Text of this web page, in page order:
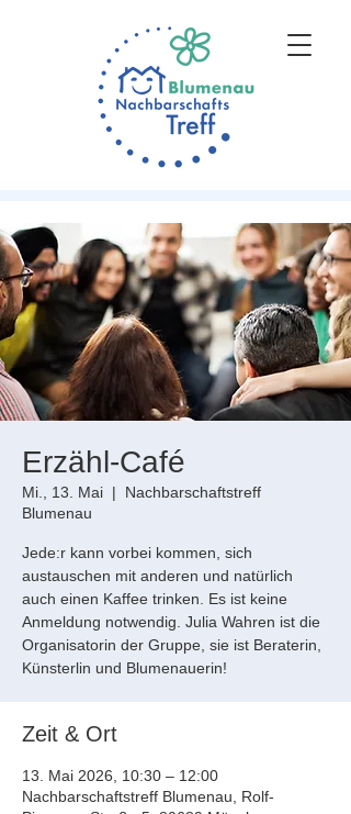
Erzähl-Café
Mi., 13. Mai
  |
Nachbarschaftstreff
Blumenau
Jede:r kann vorbei kommen, sich
austauschen mit anderen und natürlich
auch einen Kaffee trinken. Es ist keine
Anmeldung notwendig. Julia Wahren ist die
Organisatorin der Gruppe, sie ist Beraterin,
Künsterlin und Blumenauerin!
Zeit & Ort
13. Mai 2026, 10:30 – 12:00
Nachbarschaftstreff Blumenau, Rolf-